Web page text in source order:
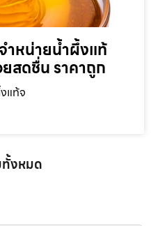
ำหน่ายน้ำผึ้งแท้
สดชื่น ราคาถูก
แท้จ
งหมด